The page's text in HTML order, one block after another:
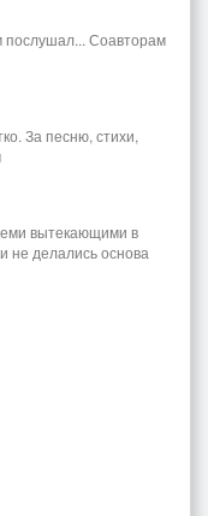
послушал... Соавторам
За песню, стихи,
вытекающими в
не делались основа